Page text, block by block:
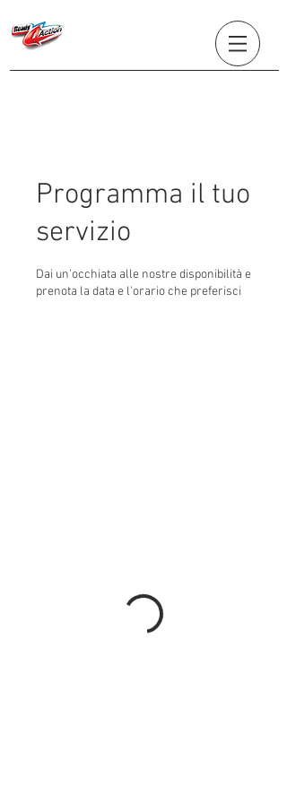
Programma il tuo
servizio
Dai un'occhiata alle nostre disponibilità e
prenota la data e l'orario che preferisci